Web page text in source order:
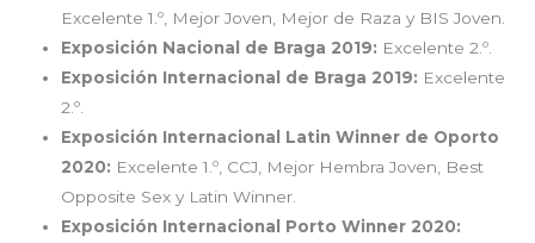
Excelente 1.º, Mejor Joven, Mejor de Raza y BIS Joven.
Exposición Nacional de Braga 2019: Excelente 2.º.
Exposición Internacional de Braga 2019: Excelente
2.º.
Exposición Internacional Latin Winner de Oporto
2020: Excelente 1.º, CCJ, Mejor Hembra Joven, Best
Opposite Sex y Latin Winner.
Exposición Internacional Porto Winner 2020: